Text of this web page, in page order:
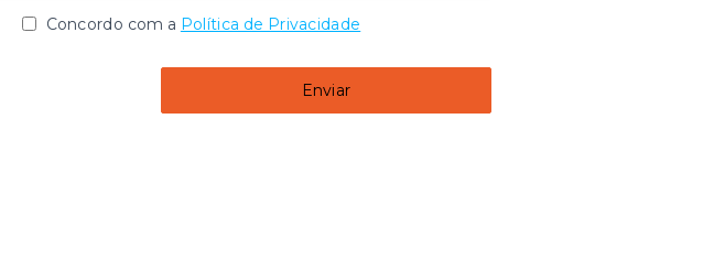
Concordo com a Política de Privacidade
Enviar